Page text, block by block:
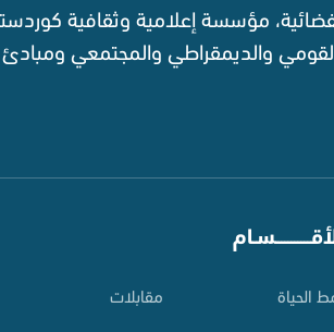
مؤسسة إعلامية وثقافية
والديمقراطي والمجتمعي ومبادئ
الحياة مقابلات